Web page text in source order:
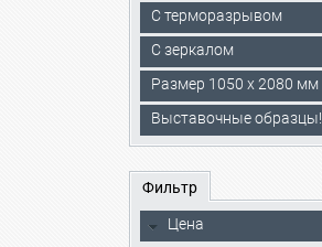
С терморазрывом
С зеркалом
Размер 1050 х 2080 мм
Выставочные образцы!
Фильтр
Цена